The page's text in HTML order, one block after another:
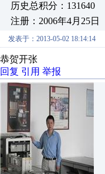
历史总积分：131640
注册：2006年4月25日
发表于：2013-05-02 18:14:14
恭贺开张
回复 引用 举报